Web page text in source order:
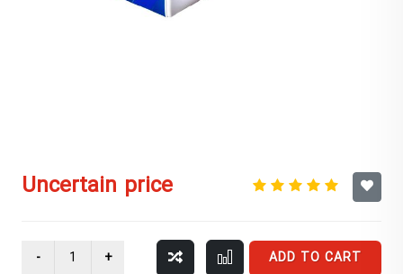
Uncertain price
ADD TO CART